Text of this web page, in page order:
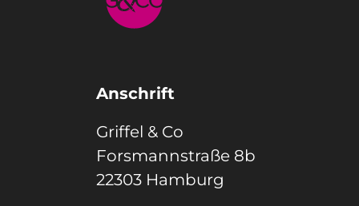
Anschrift
Griffel & Co
Forsmannstraße 8b
22303 Hamburg